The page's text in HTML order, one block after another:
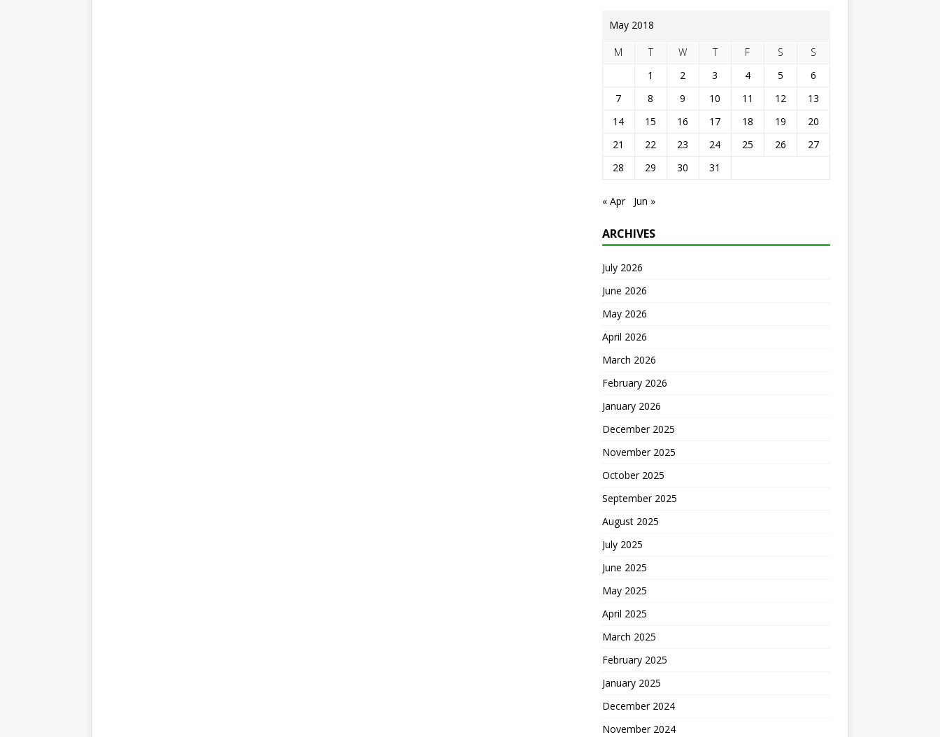
May 2018
M T W T F S
S
1
2 3 4 5
6
7
8 9 10 11 12
13
14
15 16 17 18 19
20
21
22 23 24 25 26
27
28
29 30 31
« Apr Jun »
ARCHIVES
July 2026
June 2026
May 2026
April 2026
March 2026
February 2026
January 2026
December 2025
November 2025
October 2025
September 2025
August 2025
July 2025
June 2025
May 2025
April 2025
March 2025
February 2025
January 2025
December 2024
November 2024